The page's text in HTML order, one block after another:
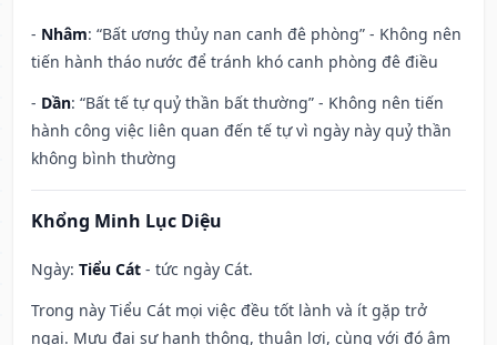
- Nhâm: “Bất ương thủy nan canh đê phòng” - Không nên
tiến hành tháo nước để tránh khó canh phòng đê điều
- Dần: “Bất tế tự quỷ thần bất thường” - Không nên tiến
hành công việc liên quan đến tế tự vì ngày này quỷ thần
không bình thường
Khổng Minh Lục Diệu
Ngày: Tiểu Cát - tức ngày Cát.
Trong này Tiểu Cát mọi việc đều tốt lành và ít gặp trở
ngại. Mưu đại sự hanh thông, thuận lợi, cùng với đó âm